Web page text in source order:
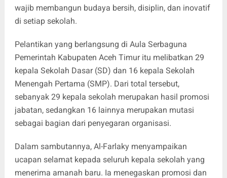
wajib membangun budaya bersih, disiplin, dan inovatif
di setiap sekolah.
Pelantikan yang berlangsung di Aula Serbaguna
Pemerintah Kabupaten Aceh Timur itu melibatkan 29
kepala Sekolah Dasar (SD) dan 16 kepala Sekolah
Menengah Pertama (SMP). Dari total tersebut,
sebanyak 29 kepala sekolah merupakan hasil promosi
jabatan, sedangkan 16 lainnya merupakan mutasi
sebagai bagian dari penyegaran organisasi.
Dalam sambutannya, Al-Farlaky menyampaikan
ucapan selamat kepada seluruh kepala sekolah yang
menerima amanah baru. Ia menegaskan promosi dan